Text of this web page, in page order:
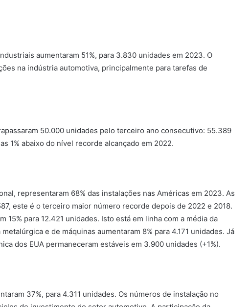
aumentaram 51%, para 3.830 unidades em 2023. O
na indústria automotiva, principalmente para tarefas de
50.000 unidades pelo terceiro ano consecutivo: 55.389
1% abaixo do nível recorde alcançado em 2022.
representaram 68% das instalações nas Américas em 2023. As
este é o terceiro maior número recorde depois de 2022 e 2018.
15% para 12.421 unidades. Isto está em linha com a média da
e de máquinas aumentaram 8% para 4.171 unidades. Já
dos EUA permaneceram estáveis ​​em 3.900 unidades (+1%).
37%, para 4.311 unidades. Os números de instalação no